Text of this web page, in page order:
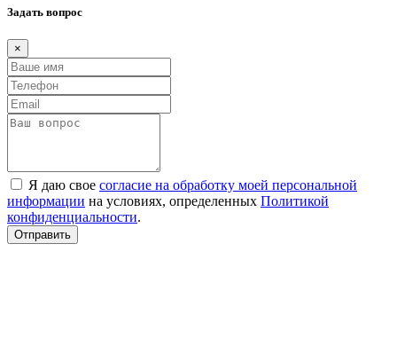
Задать вопрос
×
Я даю свое согласие на обработку моей персональной
информации на условиях, определенных Политикой
конфиденциальности.
Отправить